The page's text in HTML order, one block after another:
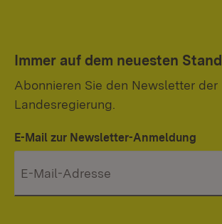
Immer auf dem neuesten Stand
Abonnieren Sie den Newsletter der
Landesregierung.
E-Mail zur Newsletter-Anmeldung